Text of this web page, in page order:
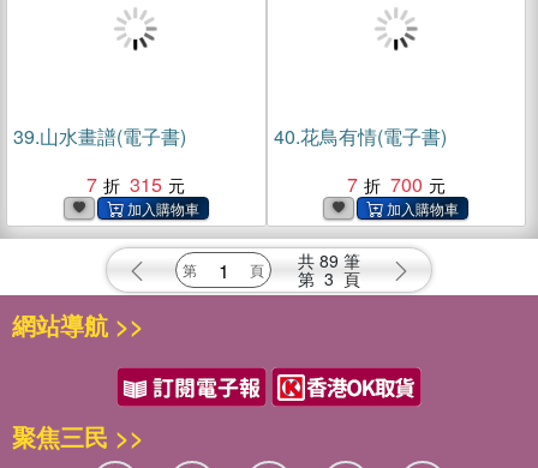
39.山水畫譜(電子書)
7
315
40.花鳥有情(電子書)
7
700
共 89 筆
第 3 頁
網站導航 >>
聚焦三民 >>